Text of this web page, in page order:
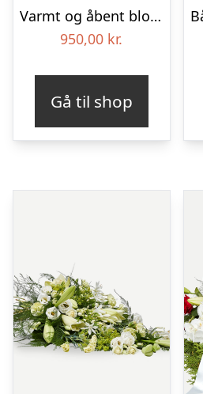
Varmt og åbent blomsterhjerte – Blomster til begravelse
950,00 kr.
Gå til shop